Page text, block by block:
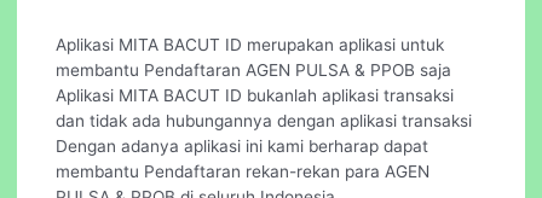
Aplikasi MITA BACUT ID merupakan aplikasi untuk
membantu Pendaftaran AGEN PULSA & PPOB saja
Aplikasi MITA BACUT ID bukanlah aplikasi transaksi
dan tidak ada hubungannya dengan aplikasi transaksi
Dengan adanya aplikasi ini kami berharap dapat
membantu Pendaftaran rekan-rekan para AGEN